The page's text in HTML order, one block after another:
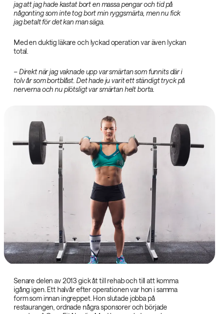
jag att jag hade kastat bort en massa pengar och tid på
någonting som inte tog bort min ryggsmärta, men nu fick
jag betalt för det kan man säga.‌
Med en duktig läkare och lyckad operation var även lyckan
total.
– Direkt när jag vaknade upp var smärtan som funnits där i
tolv år som bortblåst. Det hade ju varit ett ständigt tryck på
nerverna och nu plötsligt var smärtan helt borta.‌
Senare delen av 2013 gick åt till rehab och till att komma
igång igen. Ett halvår efter operationen var hon i samma
form som innan ingreppet. Hon slutade jobba på
restaurangen, ordnade några sponsorer och började